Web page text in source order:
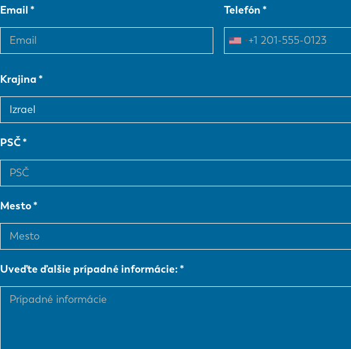
Email Telefón
Krajina
PSČ
Mesto
Uveďte ďalšie prípadné informácie:
EN NL FR
DE IT ES